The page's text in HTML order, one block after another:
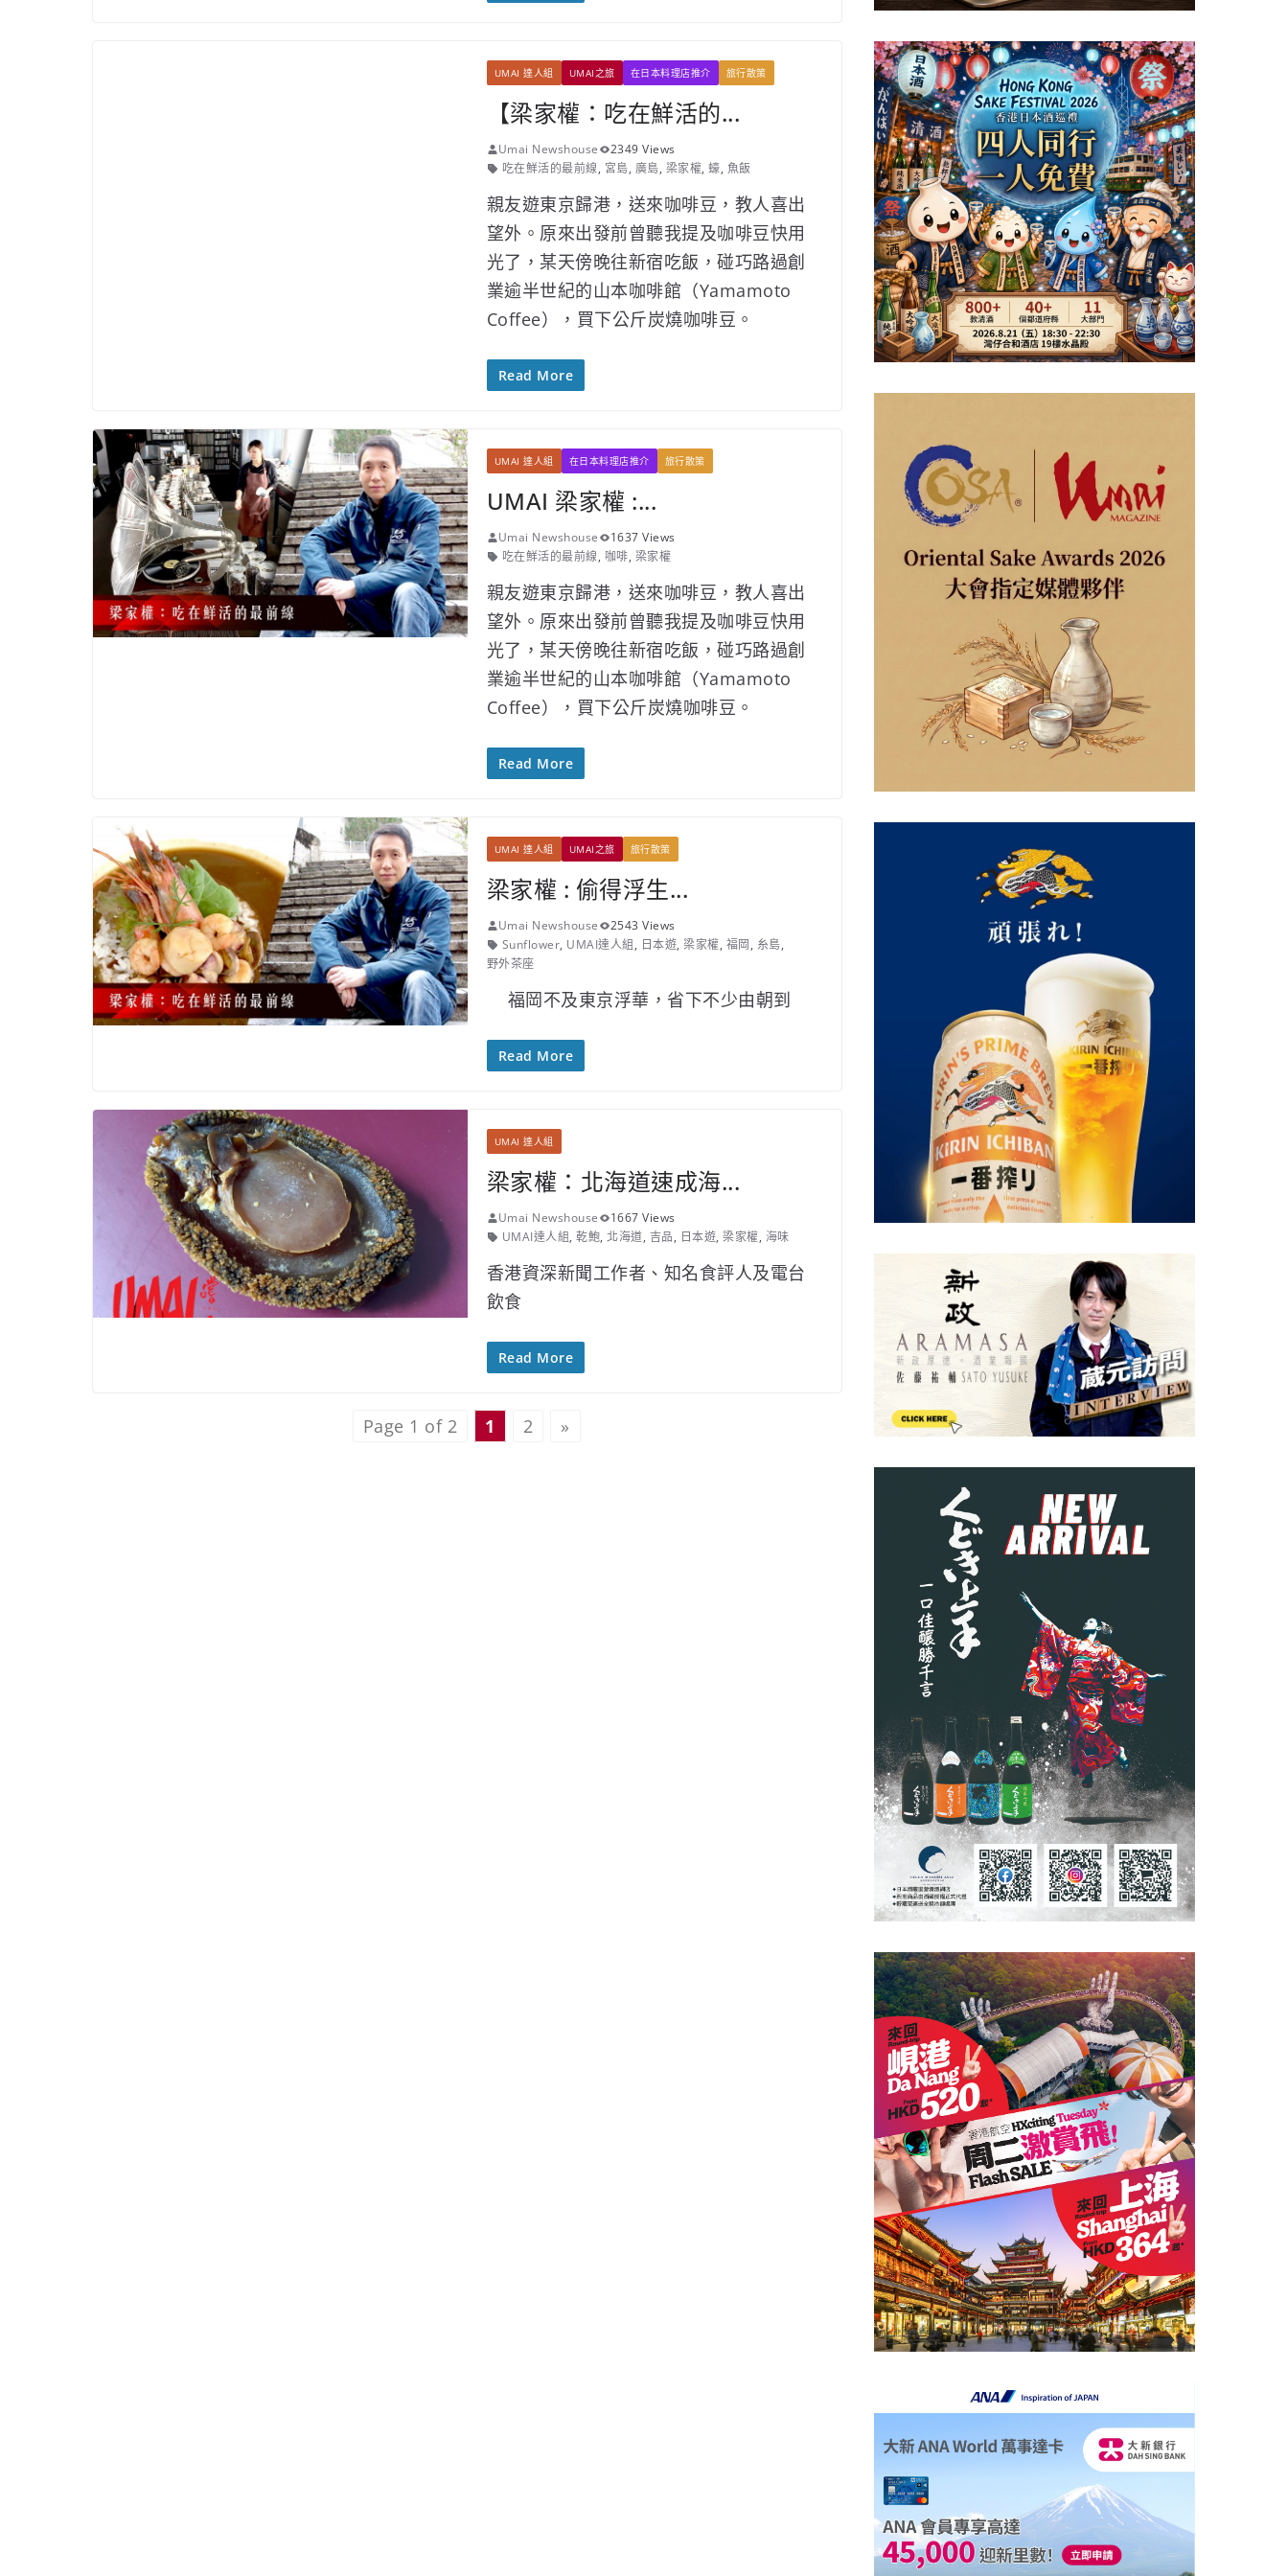
UMAI 達人組 UMAI之旅 在日本料理店推介 旅行散策
【梁家權：吃在鮮活的...
Umai Newshouse
2349 Views
吃在鮮活的最前線, 宮島, 廣島, 梁家權,蠔, 魚飯
親友遊東京歸港，送來咖啡豆，教人喜出
望外。原來出發前曾聽我提及咖啡豆快用
光了，某天傍晚往新宿吃飯，碰巧路過創
業逾半世紀的山本咖啡館（Yamamoto
Coffee），買下公斤炭燒咖啡豆。
Read More
UMAI 達人組 在日本料理店推介 旅行散策
UMAI 梁家權 :...
Umai Newshouse
1637 Views
吃在鮮活的最前線, 咖啡, 梁家權
親友遊東京歸港，送來咖啡豆，教人喜出
望外。原來出發前曾聽我提及咖啡豆快用
光了，某天傍晚往新宿吃飯，碰巧路過創
業逾半世紀的山本咖啡館（Yamamoto
Coffee），買下公斤炭燒咖啡豆。
Read More
UMAI 達人組 UMAI之旅 旅行散策
梁家權 : 偷得浮生...
Umai Newshouse
2543 Views
Sunflower, UMAI達人組, 日本遊,梁家權, 福岡, 糸島,
野外茶座
福岡不及東京浮華，省下不少由朝到
Read More
UMAI 達人組
梁家權：北海道速成海...
Umai Newshouse
1667 Views
UMAI達人組,乾鮑,北海道, 吉品, 日本遊,梁家權, 海味
香港資深新聞工作者、知名食評人及電台
飲食
Read More
Page 1 of 2 1 2 »